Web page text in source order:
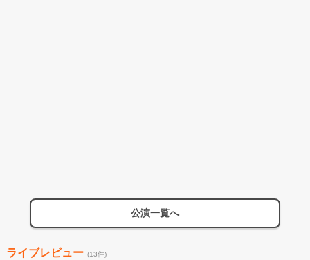
公演一覧へ
ライブレビュー (13件)